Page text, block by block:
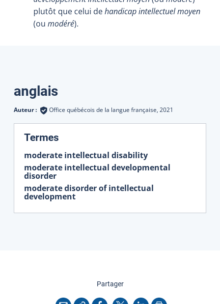
plutôt que celui dehandicap intellectuel moyen
(ou modéré).
Traductions
anglais
Auteur : Office québécois de la langue française, 2021
Termes
moderate intellectual disability
moderate intellectual developmental
disorder
moderate disorder of intellectual
development
Partagercette page
Copier l'adresse Imprimer